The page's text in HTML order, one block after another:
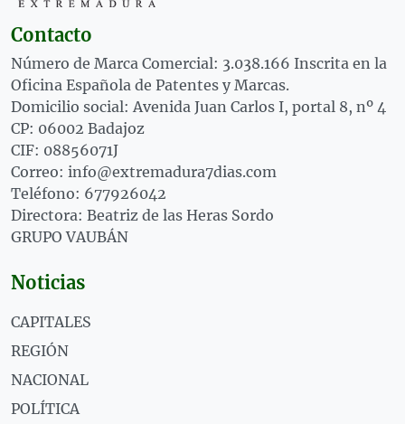
Contacto
Número de Marca Comercial: 3.038.166 Inscrita en la
Oficina Española de Patentes y Marcas.
Domicilio social: Avenida Juan Carlos I, portal 8, nº 4
CP: 06002 Badajoz
CIF: 08856071J
Correo: info@extremadura7dias.com
Teléfono: 677926042
Directora: Beatriz de las Heras Sordo
GRUPO VAUBÁN
Noticias
CAPITALES
REGIÓN
NACIONAL
POLÍTICA